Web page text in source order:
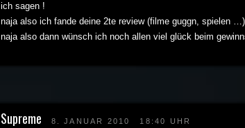
ich sagen !
naja also ich fande deine 2te review (filme guggn, spielen
naja also dann wünsch ich noch allen viel glück beim
Supreme 8. JANUAR 2010 18:40 UHR